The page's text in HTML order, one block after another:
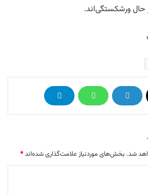
ورشکستگی‌اند.
شد. بخش‌های موردنیاز علامت‌گذاری شده‌اند*